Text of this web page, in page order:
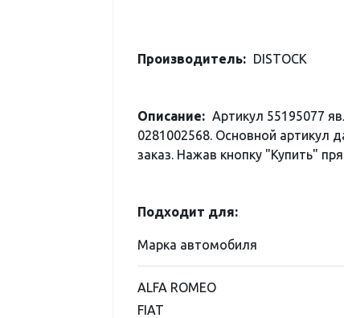
Производитель: DISTOCK
Описание: Артикул 55195077
0281002568. Основной артикул
заказ. Нажав кнопку "Купить"
Подходит для:
Марка автомобиля
ALFA ROMEO
FIAT